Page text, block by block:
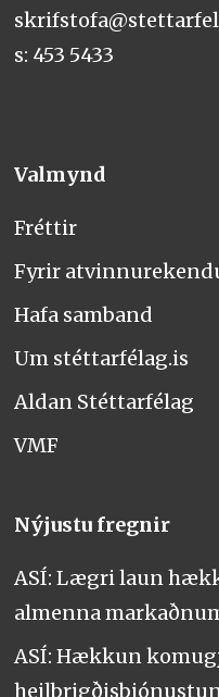
s: 453 5433
Valmynd
Fréttir
Fyrir
Hafa samband
Um stéttarfélag.is
Aldan Stéttarfélag
VMF
Nýjustu fregnir
ASÍ: Lægri laun
almenna
ASÍ: Hækkun